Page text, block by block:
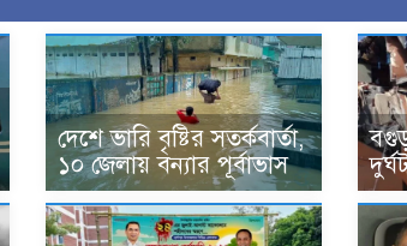
দেশে ভারি বৃষ্টির সতর্কবার্তা,
১০ জেলায় বন্যার পূর্বাভাস